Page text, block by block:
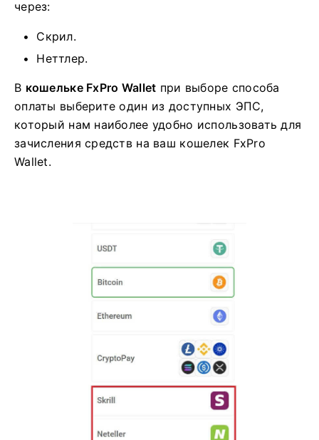
через:
Скрил.
Неттлер.
В кошельке FxPro Wallet при выборе способа
оплаты выберите один из доступных ЭПС,
который нам наиболее удобно использовать для
зачисления средств на ваш кошелек FxPro
Wallet.